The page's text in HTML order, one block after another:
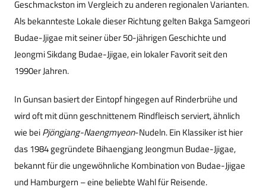
Geschmackston im Vergleich zu anderen regionalen Varianten.
Als bekannteste Lokale dieser Richtung gelten Bakga Samgeori
Budae-Jjigae mit seiner über 50-jährigen Geschichte und
Jeongmi Sikdang Budae-Jjigae, ein lokaler Favorit seit den
1990er Jahren.
In Gunsan basiert der Eintopf hingegen auf Rinderbrühe und
wird oft mit dünn geschnittenem Rindfleisch serviert, ähnlich
wie beiPjöngjang-Naengmyeon-Nudeln. Ein Klassiker ist hier
das 1984 gegründete Bihaengjang Jeongmun Budae-Jjigae,
bekannt für die ungewöhnliche Kombination von Budae-Jjigae
und Hamburgern – eine beliebte Wahl für Reisende.